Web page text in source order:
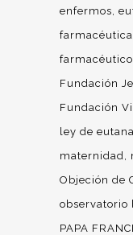
enfermos
Fundación
Fundación
ley de
maternidad
Objeción de
observatorio
PAPA